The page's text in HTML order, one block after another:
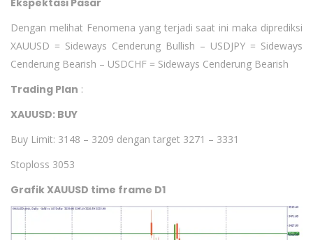
Dengan melihat Fenomena yang terjadi saat ini maka diprediksi
XAUUSD = Sideways Cenderung Bullish – USDJPY = Sideways
Cenderung Bearish – USDCHF = Sideways Cenderung Bearish
Trading Plan :
XAUUSD: BUY
Buy Limit: 3148 – 3209 dengan target 3271 – 3331
Stoploss 3053
Grafik XAUUSD time frame D1